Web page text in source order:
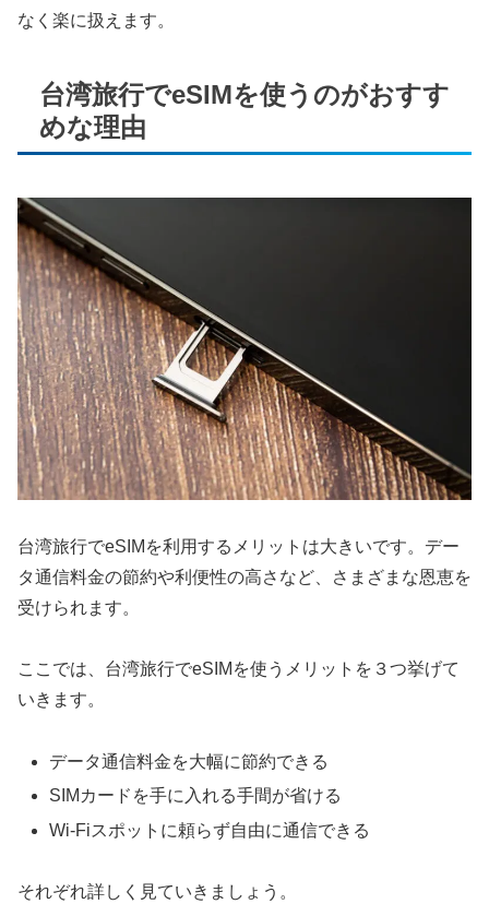
なく楽に扱えます。
台湾旅行でeSIMを使うのがおすす
めな理由
台湾旅行でeSIMを利用するメリットは大きいです。デー
タ通信料金の節約や利便性の高さなど、さまざまな恩恵を
受けられます。
ここでは、台湾旅行でeSIMを使うメリットを３つ挙げて
いきます。
データ通信料金を大幅に節約できる
SIMカードを手に入れる手間が省ける
Wi-Fiスポットに頼らず自由に通信できる
それぞれ詳しく見ていきましょう。